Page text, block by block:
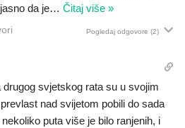
da je… Čitaj više »
Pogledaj odgovore (2)
svjetskog rata su u svojim
nad svijetom pobili do sada
puta više je bilo ranjenih, i